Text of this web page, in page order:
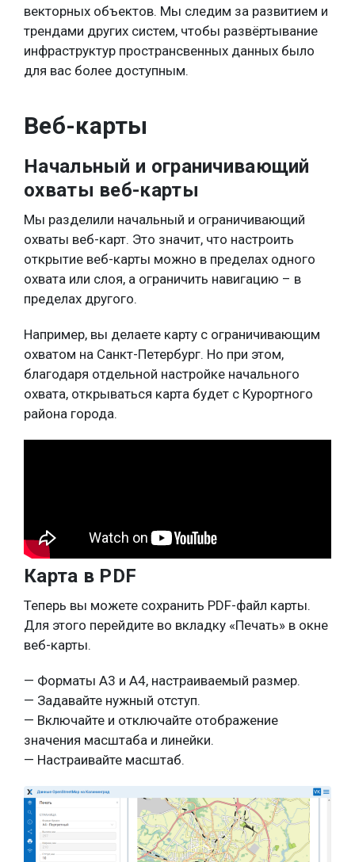
векторных объектов. Мы следим за развитием и
трендами других систем, чтобы развёртывание
инфраструктур пространсвенных данных было
для вас более доступным.
Веб-карты
Начальный и ограничивающий
охваты веб-карты
Мы разделили начальный и ограничивающий
охваты веб-карт. Это значит, что настроить
открытие веб-карты можно в пределах одного
охвата или слоя, а ограничить навигацию – в
пределах другого.
Например, вы делаете карту с ограничивающим
охватом на Санкт-Петербург. Но при этом,
благодаря отдельной настройке начального
охвата, открываться карта будет с Курортного
района города.
Карта в PDF
Теперь вы можете сохранить PDF-файл карты.
Для этого перейдите во вкладку «Печать» в окне
веб-карты.
— Форматы А3 и А4, настраиваемый размер.
— Задавайте нужный отступ.
— Включайте и отключайте отображение
значения масштаба и линейки.
— Настраивайте масштаб.